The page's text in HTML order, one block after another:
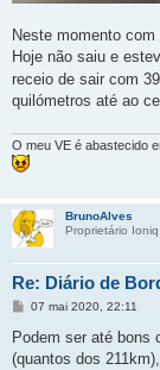
Neste momento
Hoje não saiu e
receio de sair com
quilómetros até ao
O meu VE é abastecido
BrunoAlves
Proprietário
Re: Diário de
M
n
a
07 mai 2020, 22:11
Podem ser até bons
(quantos dos